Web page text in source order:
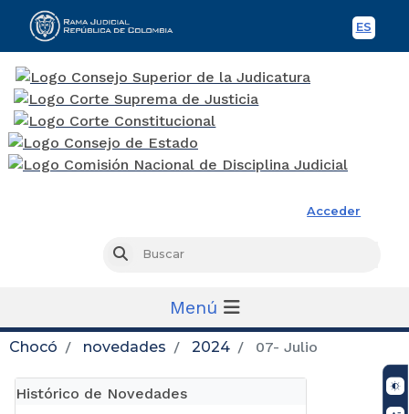
ES
Acceder
Buscar
Menú
Chocó novedades 2024 07- Julio
Histórico de Novedades